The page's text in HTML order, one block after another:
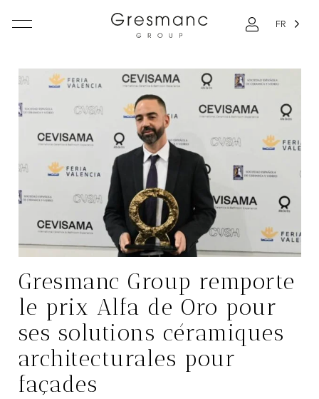
FR
Gresmanc Group remporte
le prix Alfa de Oro pour
ses solutions céramiques
architecturales pour
façades